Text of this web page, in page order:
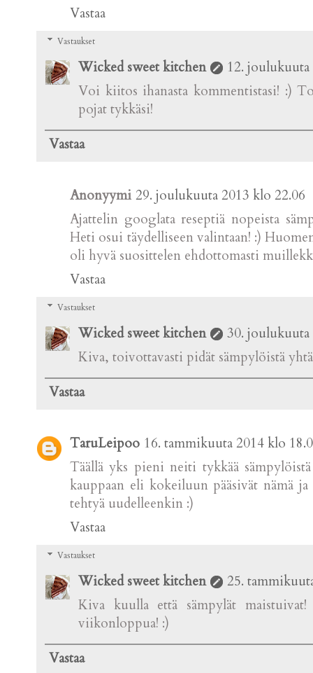
Vastaa
Vastaukset
Wicked sweet kitchen
12.
Voi kiitos ihanasta kommentistasi! :)
pojat tykkäsi!
Vastaa
Anonyymi 29. joulukuuta 2013 klo 22.06
Ajattelin googlata reseptiä nopeista
Heti osui täydelliseen valintaan! :)
oli hyvä suosittelen ehdottomasti
Vastaa
Vastaukset
Wicked sweet kitchen
30. joulukuuta
Kiva, toivottavasti pidät sämpylöistä
Vastaa
TaruLeipoo 16. tammikuuta 2014 klo
Täällä yks pieni neiti tykkää
kauppaan eli kokeiluun pääsivät nämä
tehtyä uudelleenkin :)
Vastaa
Vastaukset
Wicked sweet kitchen
25.
Kiva kuulla että sämpylät
viikonloppua! :)
Vastaa